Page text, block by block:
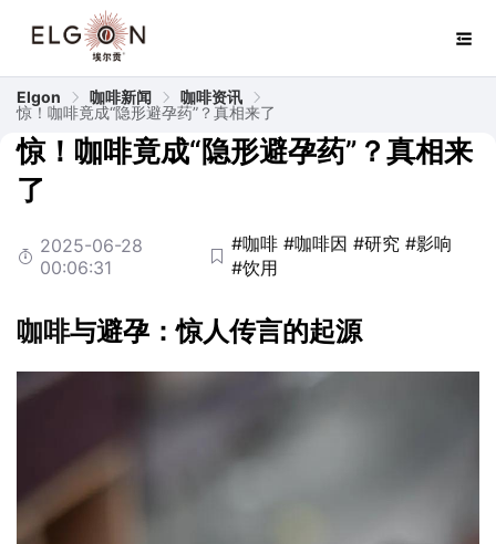
Elgon 咖啡新闻
咖啡资讯
惊！咖啡竟成“隐形避孕药”？真相来了
惊！咖啡竟成“隐形避孕药”？真相来
了
2025-06-28
00:06:31
#咖啡 #咖啡因 #研究 #影响
#饮用
咖啡与避孕：惊人传言的起源